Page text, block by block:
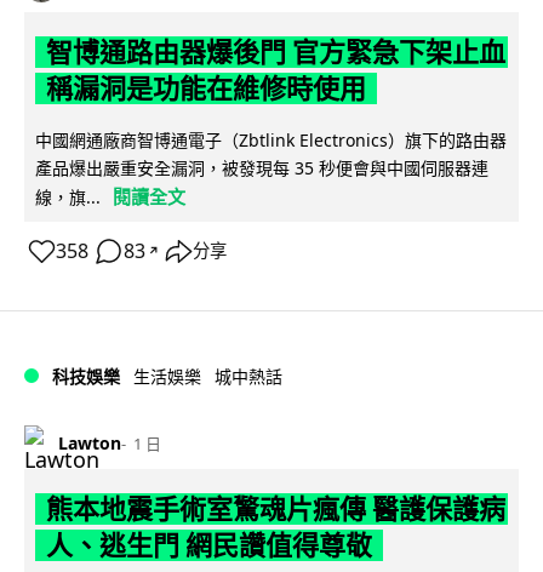
智博通路由器爆後門 官方緊急下架止血
稱漏洞是功能在維修時使用
中國網通廠商智博通電子（Zbtlink Electronics）旗下的路由器
產品爆出嚴重安全漏洞，被發現每 35 秒便會與中國伺服器連
線，旗...
閱讀全文
358 83 ↗ 分享
科技娛樂 生活娛樂 城中熱話
Lawton 1 日
熊本地震手術室驚魂片瘋傳 醫護保護病
人、逃生門 網民讚值得尊敬